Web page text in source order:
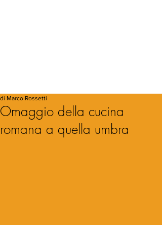
Omaggio della cucina
romana a quella umbra
di Marco Rossetti